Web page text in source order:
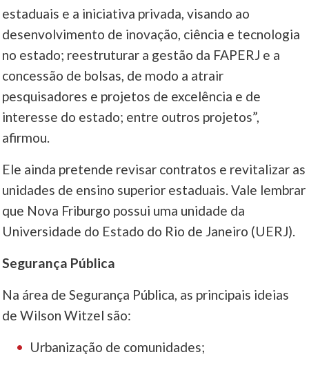
estaduais e a iniciativa privada, visando ao
desenvolvimento de inovação, ciência e tecnologia
no estado; reestruturar a gestão da FAPERJ e a
concessão de bolsas, de modo a atrair
pesquisadores e projetos de excelência e de
interesse do estado; entre outros projetos”,
afirmou.
Ele ainda pretende revisar contratos e revitalizar as
unidades de ensino superior estaduais. Vale lembrar
que Nova Friburgo possui uma unidade da
Universidade do Estado do Rio de Janeiro (UERJ).
Segurança Pública
Na área de Segurança Pública, as principais ideias
de Wilson Witzel são:
Urbanização de comunidades;